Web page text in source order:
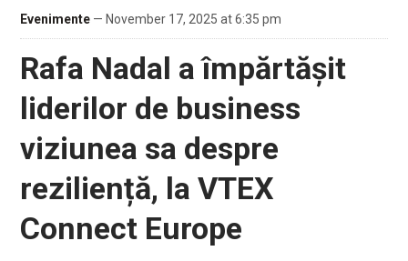
Evenimente— November 17, 2025 at 6:35 pm
Rafa Nadal a împărtășit
liderilor de business
viziunea sa despre
reziliență, la VTEX
Connect Europe